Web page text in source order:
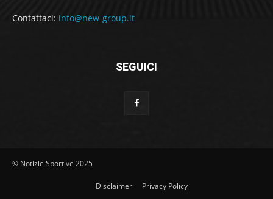
Contattaci: info@new-group.it
SEGUICI
© Notizie Sportive 2025
Disclaimer Privacy Policy